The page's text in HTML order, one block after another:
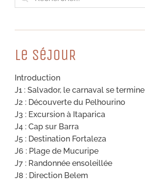
Le SéJouR
Introduction
J1 : Salvador, le carnaval se termine
J2 : Découverte du Pelhourino
J3 : Excursion à Itaparica
J4 : Cap sur Barra
J5 : Destination Fortaleza
J6 : Plage de Mucuripe
J7 : Randonnée ensoleillée
J8 : Direction Belem